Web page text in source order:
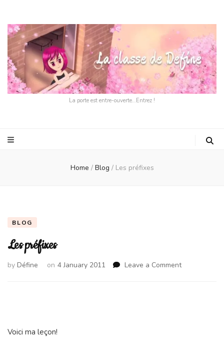
La porte est entre-ouverte…Entrez !
Home / Blog / Les préfixes
BLOG
Les préfixes
by Défine on 4 January 2011 Leave a Commenton
Voici ma leçon!